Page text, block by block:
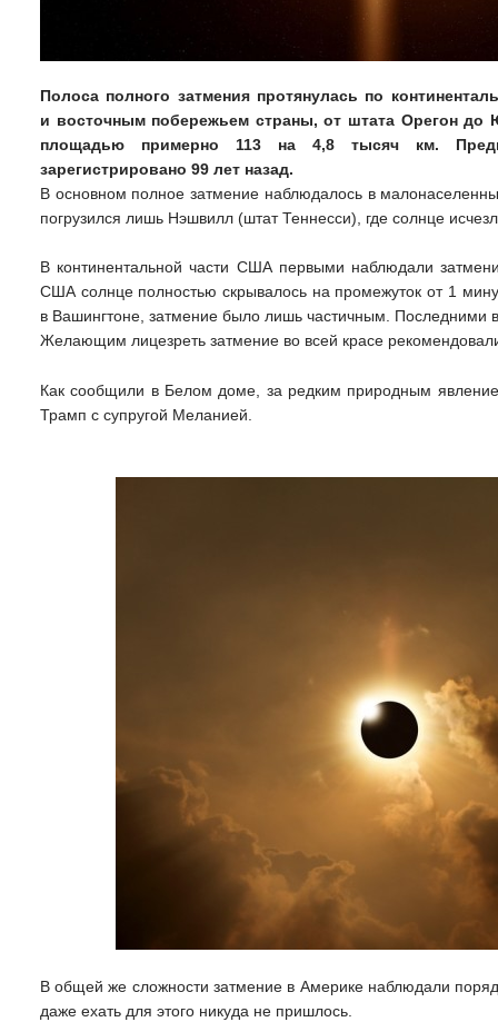
Полоса полного затмения протянулась по
и восточным побережьем страны, от штата Орегон
площадью примерно 113 на 4,8 тысяч км.
зарегистрировано 99 лет назад.
В основном полное затмение наблюдалось в
погрузился лишь Нэшвилл (штат Теннесси), где солнце
В континентальной части США первыми наблюдали
США солнце полностью скрывалось на промежуток от 1
в Вашингтоне, затмение было лишь частичным.
Желающим лицезреть затмение во всей красе
Как сообщили в Белом доме, за редким природным
Трамп с супругой Меланией.
В общей же сложности затмение в Америке наблюдали
даже ехать для этого никуда не пришлось.